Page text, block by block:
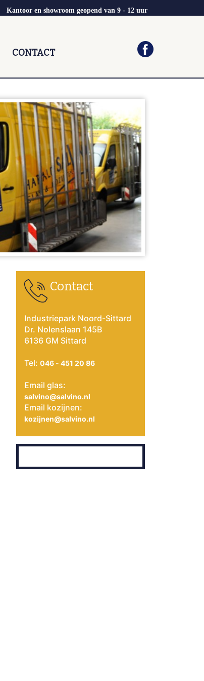
Kantoor en showroom geopend van 9 - 12 uur
CONTACT
Contact
Industriepark Noord-Sittard
Dr. Nolenslaan 145B
6136 GM Sittard
Tel:046 - 451 20 86
Email glas:
salvino@salvino.nl
Email kozijnen:
kozijnen@salvino.nl